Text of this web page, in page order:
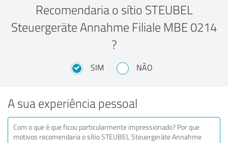
Recomendaria o sítio STEUBEL
Steuergeräte Annahme Filiale MBE 0214
?
SIM NÃO
A sua experiência pessoal